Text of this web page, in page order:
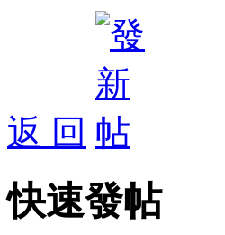
返 回
快速發帖